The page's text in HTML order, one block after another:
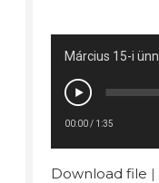
00:00/ 1:35
Download file |